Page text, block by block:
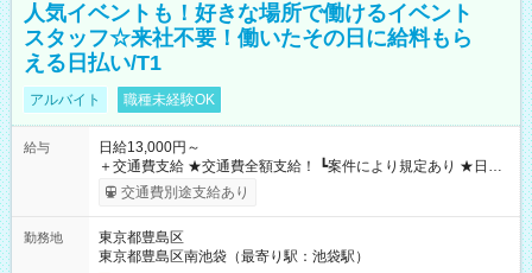
人気イベントも！好きな場所で働けるイベント
スタッフ☆来社不要！働いたその日に給料もら
える日払い/T1
アルバイト 職種未経験OK
給与
日給13,000円～
＋交通費支給 ★交通費全額支給！ ┗案件により規定あり ★日払
いOK！（規定あり） ┗働いたその日に現金GET♪ お仕事後はコ
ンビニATMから 日払い分を引き落とせます！ 【試用期間】試
交通費別途支給あり
勤務地
東京都豊島区
東京都豊島区南池袋（最寄り駅：池袋駅）